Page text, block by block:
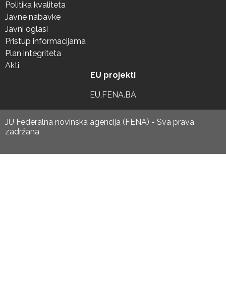
Politika kvaliteta
Javne nabavke
Javni oglasi
Pristup informacijama
Plan integriteta
Akti
EU projekti
EU.FENA.BA
JU Federalna novinska agencija (FENA) - Sva prava
zadržana